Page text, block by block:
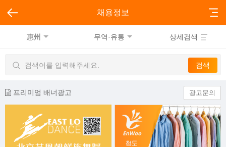
채용정보
惠州 무역·유통 상세검색
프리미엄 배너광고 광고문의